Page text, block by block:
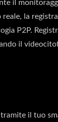
il
reale, la
P2P.
il
il tuo